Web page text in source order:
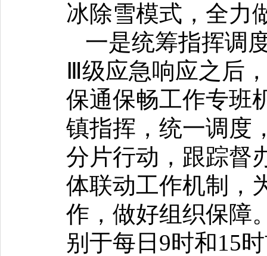
冰除雪模式，全力
一是统筹指挥调
Ⅲ级应急响应之后
保通保畅工作专班
镇指挥，统一调度
分片行动，跟踪督
体联动工作机制，
作，做好组织保障
别于每日9时和15